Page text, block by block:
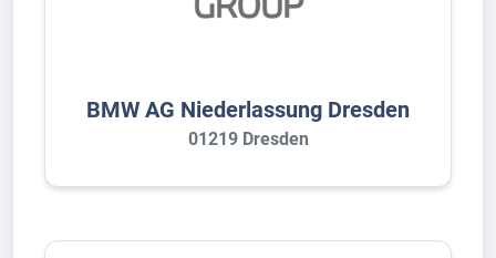
BMW AG Niederlassung Dresden
01219 Dresden